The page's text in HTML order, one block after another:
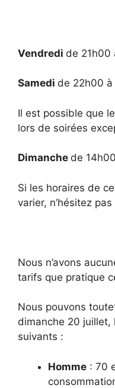
Vendredi de 21h00
Samedi de 22h00
Il est possible que
lors de soirées
Dimanche de
Si les horaires de
varier, n’hésitez
Nous n’avons
tarifs que pratique
Nous pouvons
dimanche 20 juillet,
suivants :
Homme : 70